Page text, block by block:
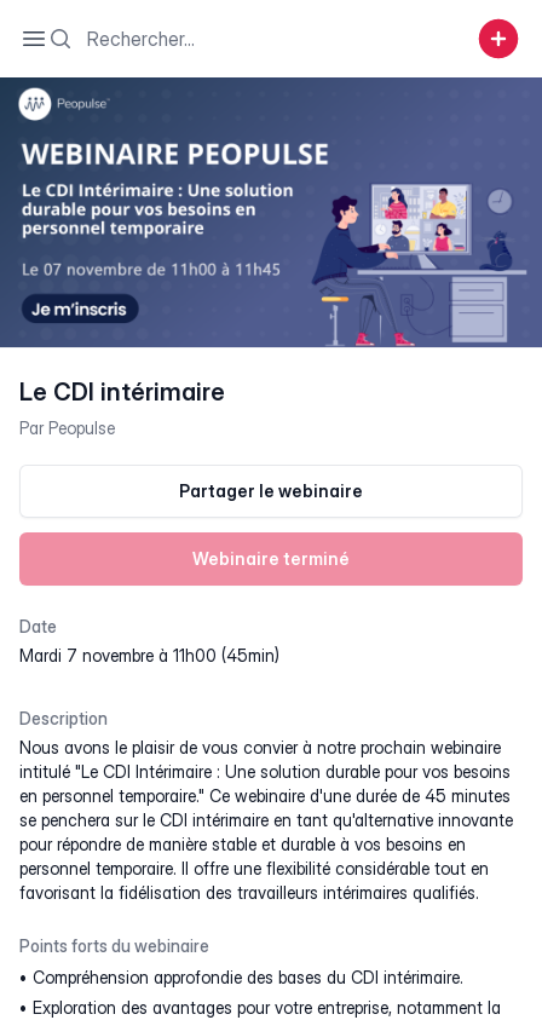
Open sidebar
Search
Le CDI intérimaire
ParPeopulse
Partager le webinaire
Webinaire terminé
Date
mardi 7 novembre à 11h00 (45min)
Description
Nous avons le plaisir de vous convier à notre prochain webinaire
intitulé "Le CDI Intérimaire : Une solution durable pour vos besoins
en personnel temporaire." Ce webinaire d'une durée de 45 minutes
se penchera sur le CDI intérimaire en tant qu'alternative innovante
pour répondre de manière stable et durable à vos besoins en
personnel temporaire. Il offre une flexibilité considérable tout en
favorisant la fidélisation des travailleurs intérimaires qualifiés.
Points forts du webinaire
Compréhension approfondie des bases du CDI intérimaire.
Exploration des avantages pour votre entreprise, notamment la